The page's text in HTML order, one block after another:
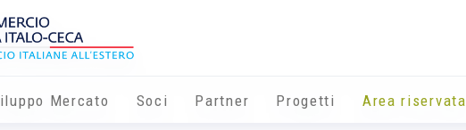
Mercato Soci Partner Progetti Area riservata